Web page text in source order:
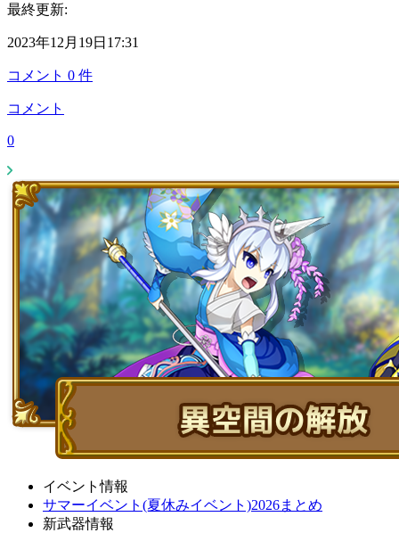
最終更新:
2023年12月19日17:31
コメント 0 件
コメント
0
イベント情報
サマーイベント(夏休みイベント)2026まとめ
新武器情報